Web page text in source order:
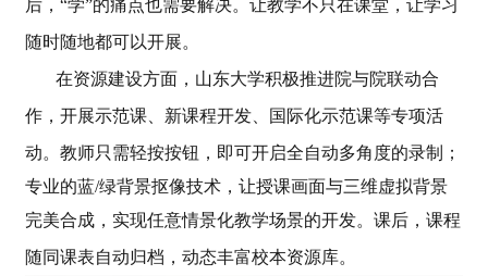
后，“学”的痛点也需要解决。让教学不只在课堂，让学习
随时随地都可以开展。
在资源建设方面，山东大学积极推进院与院联动合
作，开展示范课、新课程开发、国际化示范课等专项活
动。教师只需轻按按钮，即可开启全自动多角度的录制；
专业的蓝/绿背景抠像技术，让授课画面与三维虚拟背景
完美合成， 实现任意情景化教学场景的开发。课后，课程
随同课表自动归档，动态丰富校本资源库。